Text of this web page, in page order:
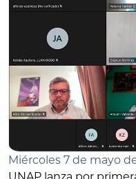
Miércoles 7 de mayo
UNAP lanza por